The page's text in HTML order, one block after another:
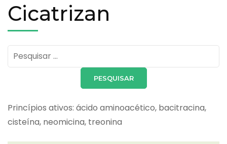
Cicatrizan
Pesquisar
por:
Princípios ativos: ácido aminoacético, bacitracina,
cisteína, neomicina, treonina